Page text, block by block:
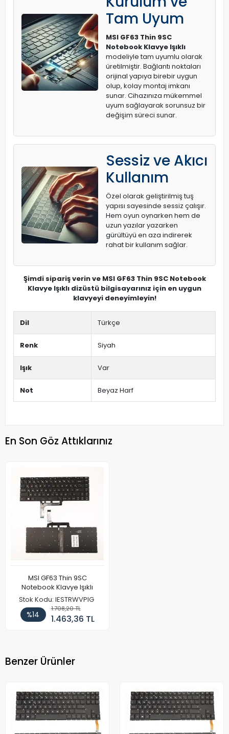
Tam Uyum
MSI GF63 Thin 9SC
Notebook Klavye Işıklı
modeliyle tam uyumlu olarak
üretilmiştir. Bağlantı noktaları
orijinal yapıya birebir uygun
olup, kolay montaj imkanı
sunar. Cihazınıza mükemmel
uyum sağlayarak sorunsuz bir
değişim süreci sunar.
Sessiz ve Akıcı
Kullanım
Özel olarak geliştirilmiş tuş
yapısı sayesinde sessiz çalışır.
Hem oyun oynarken hem de
uzun yazılar yazarken
gürültüyü en aza indirerek
rahat bir kullanım sağlar.
Şimdi sipariş verin ve MSI GF63 Thin 9SC Notebook
Klavye Işıklı dizüstü bilgisayarınız için en uygun
klavyeyi deneyimleyin!
Dil Türkçe
Renk Siyah
Işık Var
Not Beyaz Harf
En Son Göz Attıklarınız
MSI GF63 Thin 9SC
Notebook Klavye Işıklı
Stok Kodu: IESTRWVPIG
%14
1.708,20 TL
1.463,36 TL
Benzer Ürünler